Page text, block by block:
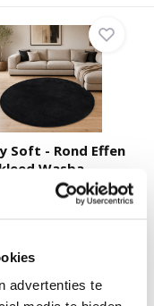
advertenties te
Soft - Rond Effen
Wasba...
79,90